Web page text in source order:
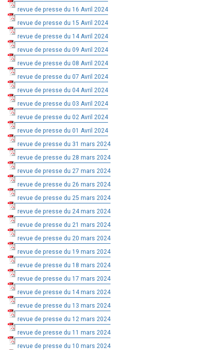
revue de presse du 16 Avril 2024
revue de presse du 15 Avril 2024
revue de presse du 14 Avril 2024
revue de presse du 09 Avril 2024
revue de presse du 08 Avril 2024
revue de presse du 07 Avril 2024
revue de presse du 04 Avril 2024
revue de presse du 03 Avril 2024
revue de presse du 02 Avril 2024
revue de presse du 01 Avril 2024
revue de presse du 31 mars 2024
revue de presse du 28 mars 2024
revue de presse du 27 mars 2024
revue de presse du 26 mars 2024
revue de presse du 25 mars 2024
revue de presse du 24 mars 2024
revue de presse du 21 mars 2024
revue de presse du 20 mars 2024
revue de presse du 19 mars 2024
revue de presse du 18 mars 2024
revue de presse du 17 mars 2024
revue de presse du 14 mars 2024
revue de presse du 13 mars 2024
revue de presse du 12 mars 2024
revue de presse du 11 mars 2024
revue de presse du 10 mars 2024